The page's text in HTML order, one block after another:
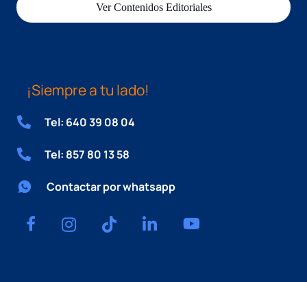
Ver Contenidos Editoriales
¡Siempre a tu lado!
Tel: 640 39 08 04
Tel: 857 80 13 58
Contactar por whatsapp